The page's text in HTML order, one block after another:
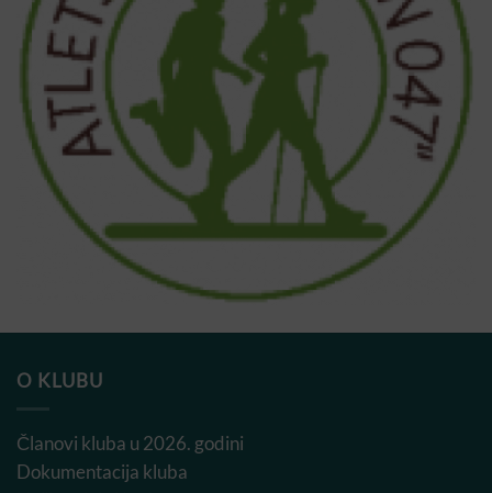
O KLUBU
Članovi kluba u 2026. godini
Dokumentacija kluba